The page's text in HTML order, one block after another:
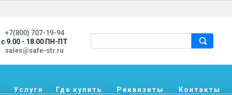
+7(800) 707-19-94
с 9.00 - 18.00 ПН-ПТ
sales@safe-str.ru
Услуги Где купить Реквизиты Контакты